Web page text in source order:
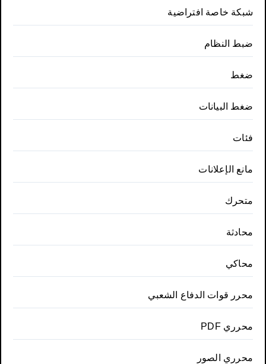
شبكة خاصة افتراضية
ضبط النظام
ضغط
ضغط البيانات
فئات
مانع الإعلانات
متحرك
محادثة
محاكي
محرر قوات الدفاع الشعبي
محرري PDF
محرري الصور